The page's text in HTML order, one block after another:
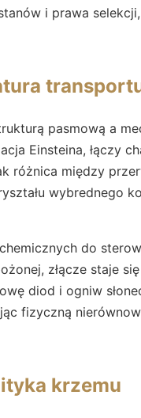
i prawa
pasmową a
Einsteina, łączy
różnica między
wybrednego
do
złącze staje się
diod i ogniw
fizyczną
krzemu